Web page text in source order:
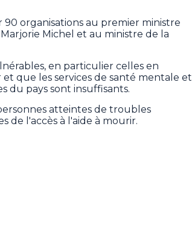
organisations au premier ministre
Michel et au ministre de la
en particulier celles en
que les services de santé mentale et
du pays sont insuffisants.
atteintes de troubles
de l'accès à l'aide à mourir.